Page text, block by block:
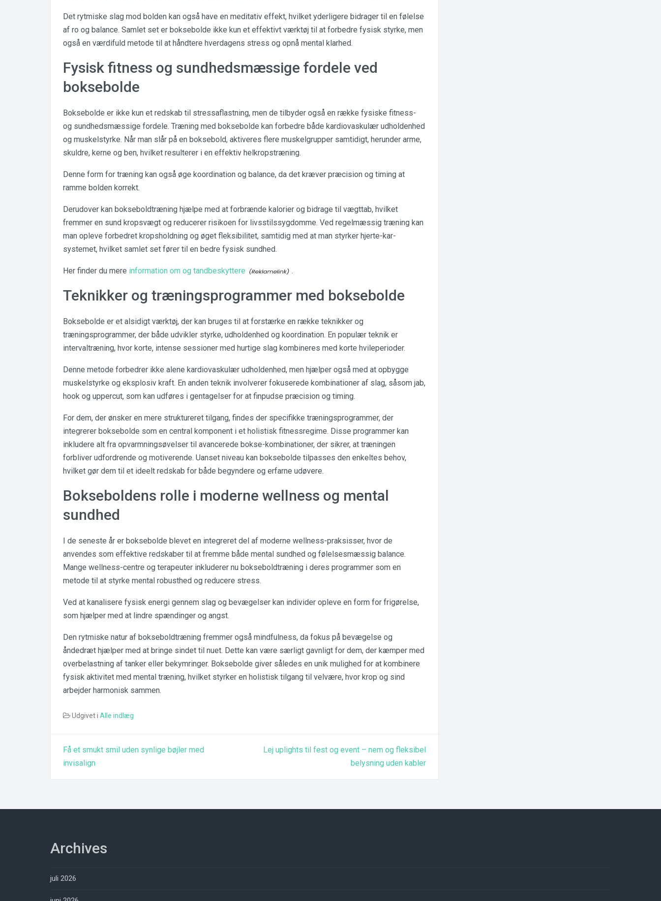
Det rytmiske slag mod bolden kan også have en meditativ effekt, hvilket yderligere bidrager til en følelse
af ro og balance. Samlet set er boksebolde ikke kun et effektivt værktøj til at forbedre fysisk styrke, men
også en værdifuld metode til at håndtere hverdagens stress og opnå mental klarhed.
Fysisk fitness og sundhedsmæssige fordele ved
boksebolde
Boksebolde er ikke kun et redskab til stressaflastning, men de tilbyder også en række fysiske fitness-
og sundhedsmæssige fordele. Træning med boksebolde kan forbedre både kardiovaskulær udholdenhed
og muskelstyrke. Når man slår på en boksebold, aktiveres flere muskelgrupper samtidigt, herunder arme,
skuldre, kerne og ben, hvilket resulterer i en effektiv helkropstræning.
Denne form for træning kan også øge koordination og balance, da det kræver præcision og timing at
ramme bolden korrekt.
Derudover kan bokseboldtræning hjælpe med at forbrænde kalorier og bidrage til vægttab, hvilket
fremmer en sund kropsvægt og reducerer risikoen for livsstilssygdomme. Ved regelmæssig træning kan
man opleve forbedret kropsholdning og øget fleksibilitet, samtidig med at man styrker hjerte-kar-
systemet, hvilket samlet set fører til en bedre fysisk sundhed.
Her finder du mere information om og tandbeskyttere .
Teknikker og træningsprogrammer med boksebolde
Boksebolde er et alsidigt værktøj, der kan bruges til at forstærke en række teknikker og
træningsprogrammer, der både udvikler styrke, udholdenhed og koordination. En populær teknik er
intervaltræning, hvor korte, intense sessioner med hurtige slag kombineres med korte hvileperioder.
Denne metode forbedrer ikke alene kardiovaskulær udholdenhed, men hjælper også med at opbygge
muskelstyrke og eksplosiv kraft. En anden teknik involverer fokuserede kombinationer af slag, såsom jab,
hook og uppercut, som kan udføres i gentagelser for at finpudse præcision og timing.
For dem, der ønsker en mere struktureret tilgang, findes der specifikke træningsprogrammer, der
integrerer boksebolde som en central komponent i et holistisk fitnessregime. Disse programmer kan
inkludere alt fra opvarmningsøvelser til avancerede bokse-kombinationer, der sikrer, at træningen
forbliver udfordrende og motiverende. Uanset niveau kan boksebolde tilpasses den enkeltes behov,
hvilket gør dem til et ideelt redskab for både begyndere og erfarne udøvere.
Bokseboldens rolle i moderne wellness og mental
sundhed
I de seneste år er boksebolde blevet en integreret del af moderne wellness-praksisser, hvor de
anvendes som effektive redskaber til at fremme både mental sundhed og følelsesmæssig balance.
Mange wellness-centre og terapeuter inkluderer nu bokseboldtræning i deres programmer som en
metode til at styrke mental robusthed og reducere stress.
Ved at kanalisere fysisk energi gennem slag og bevægelser kan individer opleve en form for frigørelse,
som hjælper med at lindre spændinger og angst.
Den rytmiske natur af bokseboldtræning fremmer også mindfulness, da fokus på bevægelse og
åndedræt hjælper med at bringe sindet til nuet. Dette kan være særligt gavnligt for dem, der kæmper med
overbelastning af tanker eller bekymringer. Boksebolde giver således en unik mulighed for at kombinere
fysisk aktivitet med mental træning, hvilket styrker en holistisk tilgang til velvære, hvor krop og sind
arbejder harmonisk sammen.
Udgivet i Alle indlæg
Indlægsnavigation
Få et smukt smil uden synlige bøjler med
invisalign
Lej uplights til fest og event – nem og fleksibel
belysning uden kabler
Archives
juli 2026